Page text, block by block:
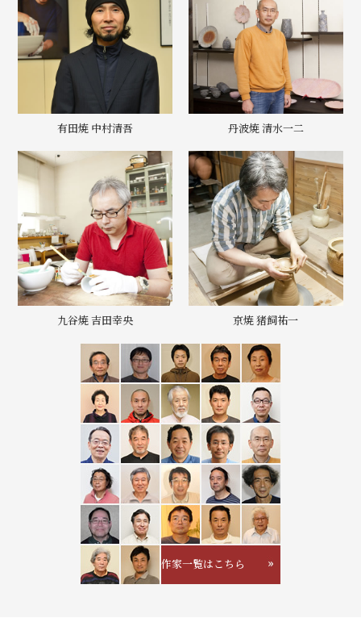
有田焼 中村清吾 丹波焼 清水一二
九谷焼 吉田幸央 京焼 猪飼祐一
作家一覧はこちら